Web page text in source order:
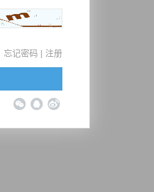
忘记密码 | 注册